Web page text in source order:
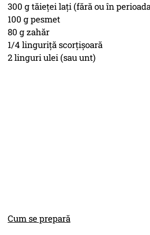
300 g tăieţei laţi (fără ou în
100 g pesmet
80 g zahăr
1/4 linguriţă scorţişoară
2 linguri ulei (sau unt)
Cum se prepară